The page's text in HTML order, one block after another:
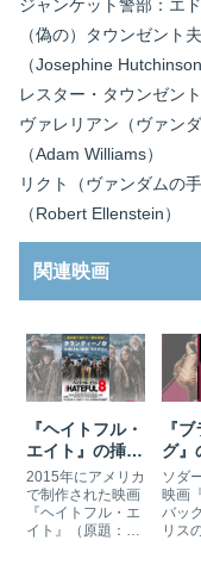
ジャンケット警部：エ
（偽の）タウンゼント
（Josephine Hutchinson
レスター・タウンゼン
ヴァレリアン（ヴァン
（Adam Williams）
リクト（ヴァンダムの
（Robert Ellenstein）
関連映画
『ヘイトフル・
エイト』の挿入
曲とサントラ
2015年にアメリカ
で制作された映画
『ヘイトフル・エ
イト』（原題：
『
グ』
サン
ソダ
映画
バッ
リス